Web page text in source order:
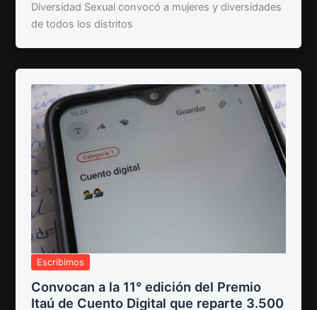
Diversidad Sexual convocó a mujeres y diversidades
de todos los distritos
Escribimos
Convocan a la 11° edición del Premio
Itaú de Cuento Digital que reparte 3.500